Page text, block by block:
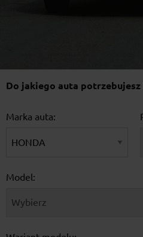
Do jakiego auta potrzebujesz
Marka auta:
Model: